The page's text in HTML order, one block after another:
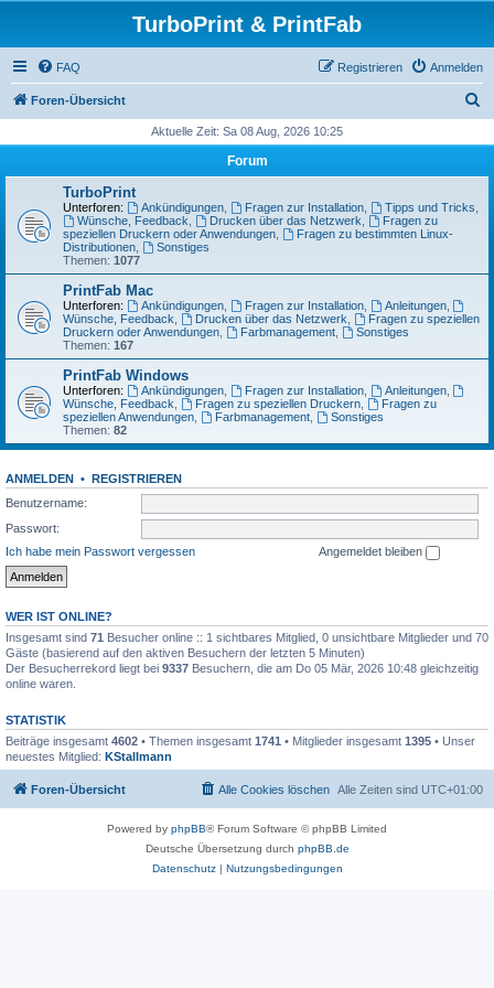
TurboPrint & PrintFab
FAQ Anmelden
Registrieren
Foren-Übersicht
h
Aktuelle Zeit: Sa 08 Aug, 2026 10:25
Forum
TurboPrint
Unterforen: Ankündigungen, Fragen zur Installation, Tipps und Tricks
Wünsche, Feedback
Drucken über das Netzwerk
Fragen zu
speziellen Druckern oder Anwendungen
Fragen zu bestimmten Linux-
Distributionen
Sonstiges
Themen: 1077
PrintFab Mac
Unterforen: Ankündigungen, Fragen zur Installation, Anleitungen,
Wünsche, Feedback
Drucken über das Netzwerk
Fragen zu speziellen
Druckern oder Anwendungen
Farbmanagement,
Sonstiges
Themen: 167
PrintFab Windows
Unterforen: Ankündigungen, Fragen zur Installation, Anleitungen,
Wünsche, Feedback
Fragen zu speziellen Druckern,
Fragen zu
speziellen Anwendungen
Farbmanagement,
Sonstiges
Themen: 82
ANMELDEN • REGISTRIEREN
Benutzername:
Passwort:
Ich habe mein Passwort vergessen
Angemeldet bleiben
WER IST ONLINE?
Insgesamt sind 71 Besucher online :: 1 sichtbares Mitglied, 0 unsichtbare Mitglieder und 70
Gäste (basierend auf den aktiven Besuchern der letzten 5 Minuten)
Der Besucherrekord liegt bei 9337 Besuchern, die am Do 05 Mär, 2026 10:48 gleichzeitig
online waren.
STATISTIK
Beiträge insgesamt 4602 • Themen insgesamt 1741 • Mitglieder insgesamt 1395 • Unser
neuestes Mitglied: KStallmann
Foren-Übersicht Alle Zeiten sind UTC+01:00
Alle Cookies löschen
Powered by phpBB® Forum Software © phpBB Limited
Deutsche Übersetzung durch phpBB.de
Datenschutz| Nutzungsbedingungen